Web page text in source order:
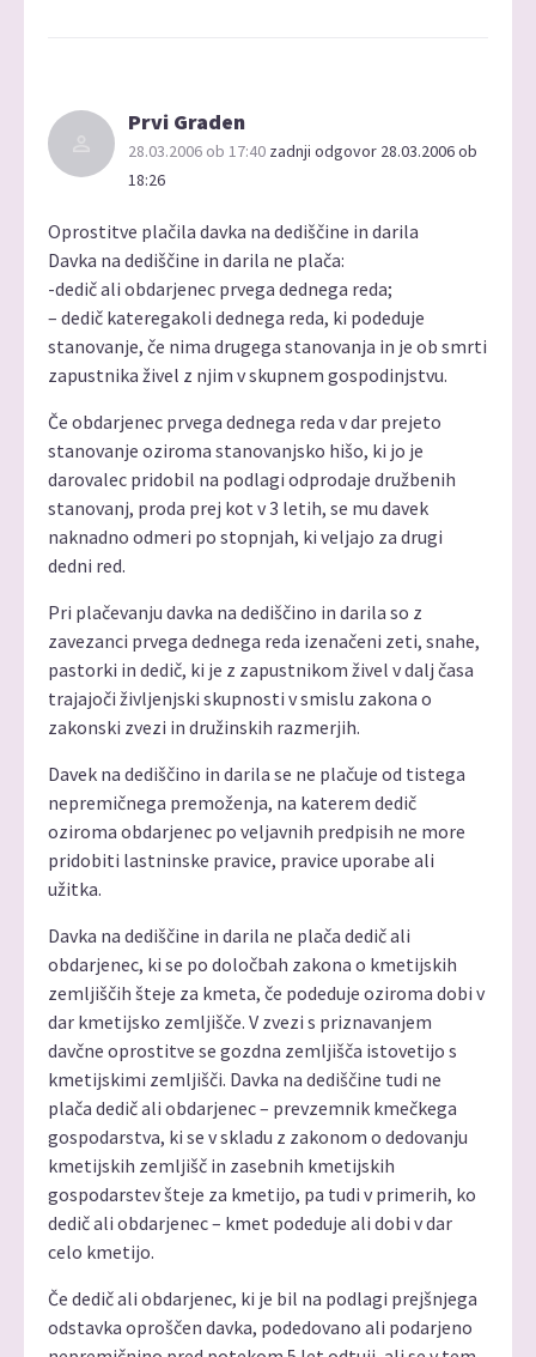
Prvi Graden
28.03.2006 ob 17:40 zadnji odgovor 28.03.2006 ob
18:26
Oprostitve plačila davka na dediščine in darila
Davka na dediščine in darila ne plača:
-dedič ali obdarjenec prvega dednega reda;
– dedič kateregakoli dednega reda, ki podeduje
stanovanje, če nima drugega stanovanja in je ob smrti
zapustnika živel z njim v skupnem gospodinjstvu.
Če obdarjenec prvega dednega reda v dar prejeto
stanovanje oziroma stanovanjsko hišo, ki jo je
darovalec pridobil na podlagi odprodaje družbenih
stanovanj, proda prej kot v 3 letih, se mu davek
naknadno odmeri po stopnjah, ki veljajo za drugi
dedni red.
Pri plačevanju davka na dediščino in darila so z
zavezanci prvega dednega reda izenačeni zeti, snahe,
pastorki in dedič, ki je z zapustnikom živel v dalj časa
trajajoči življenjski skupnosti v smislu zakona o
zakonski zvezi in družinskih razmerjih.
Davek na dediščino in darila se ne plačuje od tistega
nepremičnega premoženja, na katerem dedič
oziroma obdarjenec po veljavnih predpisih ne more
pridobiti lastninske pravice, pravice uporabe ali
užitka.
Davka na dediščine in darila ne plača dedič ali
obdarjenec, ki se po določbah zakona o kmetijskih
zemljiščih šteje za kmeta, če podeduje oziroma dobi v
dar kmetijsko zemljišče. V zvezi s priznavanjem
davčne oprostitve se gozdna zemljišča istovetijo s
kmetijskimi zemljišči. Davka na dediščine tudi ne
plača dedič ali obdarjenec – prevzemnik kmečkega
gospodarstva, ki se v skladu z zakonom o dedovanju
kmetijskih zemljišč in zasebnih kmetijskih
gospodarstev šteje za kmetijo, pa tudi v primerih, ko
dedič ali obdarjenec – kmet podeduje ali dobi v dar
celo kmetijo.
Če dedič ali obdarjenec, ki je bil na podlagi prejšnjega
odstavka oproščen davka, podedovano ali podarjeno